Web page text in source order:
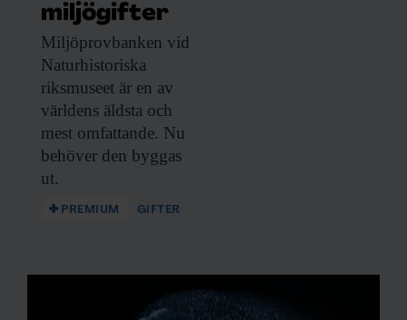
miljögifter
Miljöprovbanken vid
Naturhistoriska
riksmuseet är en av
världens äldsta och
mest omfattande. Nu
behöver den byggas
ut.
PREMIUM GIFTER